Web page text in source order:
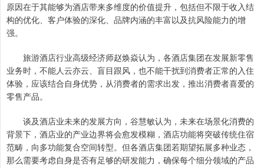
原因在于其能够为酒店带来多维度的价值提升，包括但不限于收入结
构的优化、客户体验的深化、品牌内涵的丰富以及抗风险能力的增
强。
旅游酒店行业高级经济师赵焕焱认为，各酒店集团在发展新零售
业务时，不能人云亦云、盲目跟风，也不能干扰到消费者正常的入住
体验，应该结合自身优势，从消费者的需求出发，推出消费者喜爱的
零售产品。
谈及酒店业未来的发展方向，谷慧敏认为，未来在场景化消费的
背景下，酒店业的产业边界将会愈发模糊，酒店功能将突破传统住宿
范畴，向多功能复合空间转型。但各酒店集团若期望拓展多种业态，
那么需要考虑自身是否有足够的研发能力，确保每个细分领域的产品